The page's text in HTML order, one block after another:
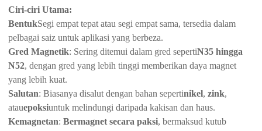
Ciri-ciri Utama:
BentukSegi empat tepat atau segi empat sama, tersedia dalam
pelbagai saiz untuk aplikasi yang berbeza.
Gred Magnetik: Sering ditemui dalam gred sepertiN35 hingga
N52, dengan gred yang lebih tinggi memberikan daya magnet
yang lebih kuat.
Salutan: Biasanya disalut dengan bahan sepertinikel,zink,
atauepoksiuntuk melindungi daripada kakisan dan haus.
Kemagnetan:Bermagnet secara paksi, bermaksud kutub